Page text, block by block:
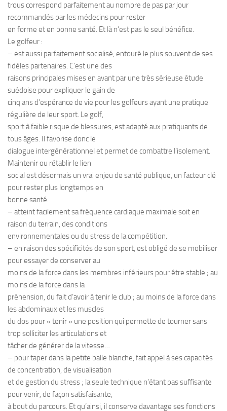
trous correspond parfaitement au nombre de pas par jour
recommandés par les médecins pour rester
en forme et en bonne santé. Et là n’est pas le seul bénéfice.
Le golfeur :
– est aussi parfaitement socialisé, entouré le plus souvent de ses
fidèles partenaires. C’est une des
raisons principales mises en avant par une très sérieuse étude
suédoise pour expliquer le gain de
cinq ans d’espérance de vie pour les golfeurs ayant une pratique
régulière de leur sport. Le golf,
sport à faible risque de blessures, est adapté aux pratiquants de
tous âges. Il favorise donc le
dialogue intergénérationnel et permet de combattre l’isolement.
Maintenir ou rétablir le lien
social est désormais un vrai enjeu de santé publique, un facteur clé
pour rester plus longtemps en
bonne santé.
– atteint facilement sa fréquence cardiaque maximale soit en
raison du terrain, des conditions
environnementales ou du stress de la compétition.
– en raison des spécificités de son sport, est obligé de se mobiliser
pour essayer de conserver au
moins de la force dans les membres inférieurs pour être stable ; au
moins de la force dans la
préhension, du fait d’avoir à tenir le club ; au moins de la force dans
les abdominaux et les muscles
du dos pour « tenir » une position qui permette de tourner sans
trop solliciter les articulations et
tâcher de générer de la vitesse…
– pour taper dans la petite balle blanche, fait appel à ses capacités
de concentration, de visualisation
et de gestion du stress ; la seule technique n’étant pas suffisante
pour venir, de façon satisfaisante,
à bout du parcours. Et qu’ainsi, il conserve davantage ses fonctions